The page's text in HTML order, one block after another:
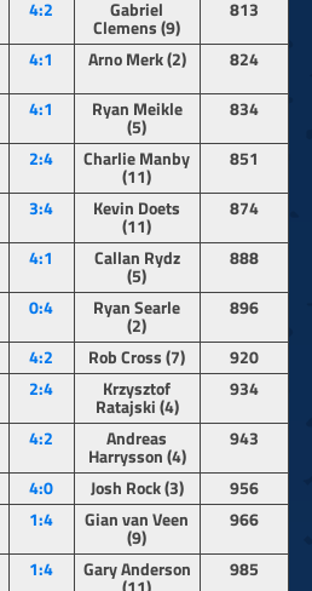
4:2 Gabriel
Clemens (9)
813
4:1 Arno Merk (2)
824
4:1 Ryan Meikle
(5)
834
2:4 Charlie Manby
(11)
851
3:4 Kevin Doets
(11)
874
4:1 Callan Rydz
(5)
888
0:4 Ryan Searle
(2)
896
4:2 Rob Cross (7)
920
2:4 Krzysztof
Ratajski (4)
934
4:2 Andreas
Harrysson (4)
943
4:0 Josh Rock (3)
956
1:4 Gian van Veen
(9)
966
1:4 Gary Anderson
985